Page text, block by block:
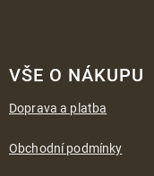
VŠE O NÁKUPU
Doprava a platba
Obchodní podmínky